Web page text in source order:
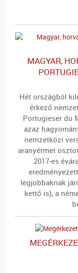
MAGYAR,
Hét országból
érkező
Portugieser du
azaz
nemzetközi
aranyérmet
2017-es
legjobbaknak
kettő is), a